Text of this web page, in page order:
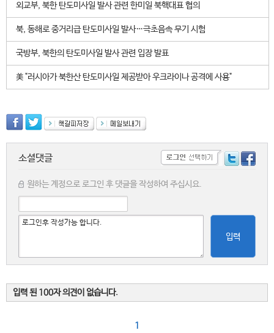
외교부, 북한 탄도미사일 발사 관련 한미일 북핵대표 협의
북, 동해로 중거리급 탄도미사일 발사…극초음속 무기 시험
국방부, 북한의 탄도미사일 발사 관련 입장 발표
美 "러시아가 북한산 탄도미사일 제공받아 우크라이나 공격에 사용"
소셜댓글
원하는 계정으로 로그인 후 댓글을 작성하여 주십시요.
입력
입력 된 100자 의견이 없습니다.
1